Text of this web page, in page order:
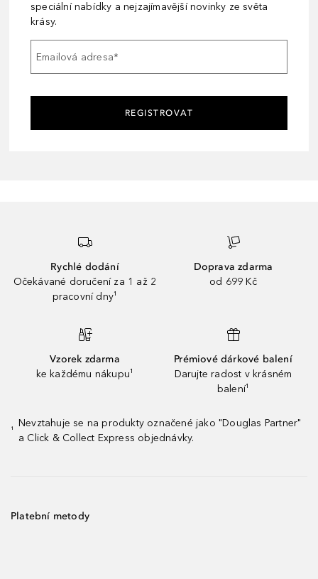
speciální nabídky a nejzajímavější novinky ze světa
krásy.
Emailová adresa*
REGISTROVAT
Rychlé dodání
Očekávané doručení za 1 až 2
pracovní dny¹
Doprava zdarma
od 699 Kč
Vzorek zdarma
ke každému nákupu¹
Prémiové dárkové balení
Darujte radost v krásném
balení¹
¹
Nevztahuje se na produkty označené jako "Douglas Partner"
a Click & Collect Express objednávky.
Platební metody